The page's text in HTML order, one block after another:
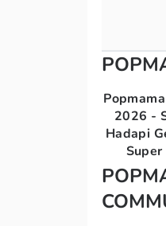
2026 -
Hadapi